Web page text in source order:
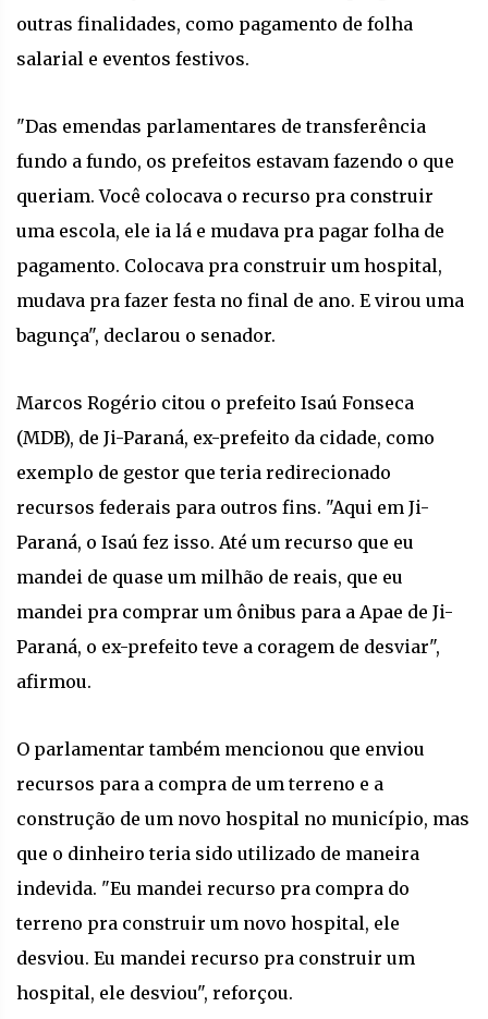
outras finalidades, como pagamento de folha
salarial e eventos festivos.
"Das emendas parlamentares de transferência
fundo a fundo, os prefeitos estavam fazendo o que
queriam. Você colocava o recurso pra construir
uma escola, ele ia lá e mudava pra pagar folha de
pagamento. Colocava pra construir um hospital,
mudava pra fazer festa no final de ano. E virou uma
bagunça", declarou o senador.
Marcos Rogério citou o prefeito Isaú Fonseca
(MDB), de Ji-Paraná, ex-prefeito da cidade, como
exemplo de gestor que teria redirecionado
recursos federais para outros fins. "Aqui em Ji-
Paraná, o Isaú fez isso. Até um recurso que eu
mandei de quase um milhão de reais, que eu
mandei pra comprar um ônibus para a Apae de Ji-
Paraná, o ex-prefeito teve a coragem de desviar",
afirmou.
O parlamentar também mencionou que enviou
recursos para a compra de um terreno e a
construção de um novo hospital no município, mas
que o dinheiro teria sido utilizado de maneira
indevida. "Eu mandei recurso pra compra do
terreno pra construir um novo hospital, ele
desviou. Eu mandei recurso pra construir um
hospital, ele desviou", reforçou.